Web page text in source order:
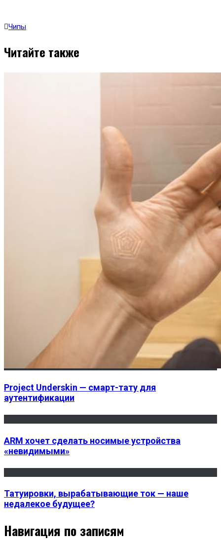
Чипы
Читайте также
Project Underskin — смарт-тату для
аутентификации
ARM хочет сделать носимые устройства
«невидимыми»
Татуировки, вырабатывающие ток — наше
недалекое будущее?
Навигация по записям